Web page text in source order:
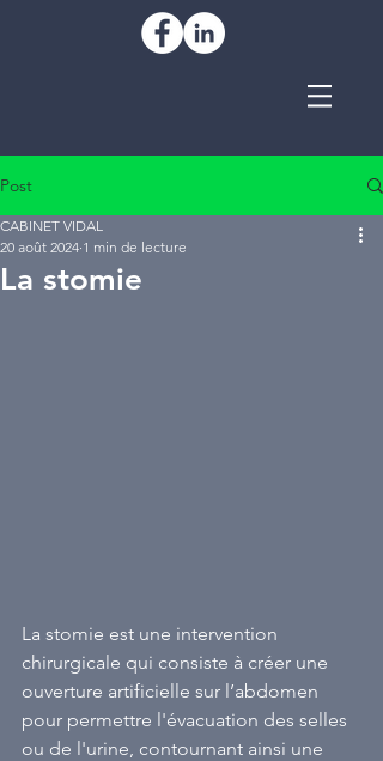
Post
La stomie
CABINET VIDAL
20 août 2024 1 min de lecture
La stomie est une intervention
chirurgicale qui consiste à créer une
ouverture artificielle sur l’abdomen
pour permettre l'évacuation des selles
ou de l'urine, contournant ainsi une